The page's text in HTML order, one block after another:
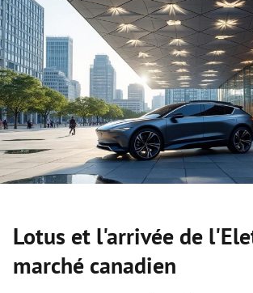
Lotus et l'arrivée de
marché canadien